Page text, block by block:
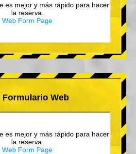
es mejor y más rápido para hacer
la reserva.
Web Form Page
Web
es mejor y más rápido para hacer
la reserva.
Web Form Page